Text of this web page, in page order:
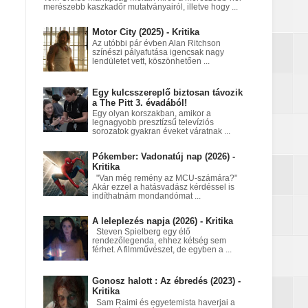
egy Netflix‑fantasy
égett
merészebb kaszkadőr mutatványairól, illetve hogy ...
Motor City (2025) - Kritika
Az utóbbi pár évben Alan Ritchson
színészi pályafutása igencsak nagy
lendületet vett, köszönhetően ...
Egy kulcsszereplő biztosan távozik
a The Pitt 3. évadából!
Egy olyan korszakban, amikor a
legnagyobb presztízsű televíziós
sorozatok gyakran éveket váratnak ...
Pókember: Vadonatúj nap (2026) -
Kritika
"Van még remény az MCU-számára?"
Akár ezzel a hatásvadász kérdéssel is
indíthatnám mondandómat ...
A leleplezés napja (2026) - Kritika
Steven Spielberg egy élő
rendezőlegenda, ehhez kétség sem
férhet. A filmművészet, de egyben a ...
Gonosz halott : Az ébredés (2023) -
Kritika
Sam Raimi és egyetemista haverjai a